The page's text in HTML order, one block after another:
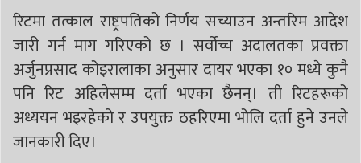
रिटमा तत्काल राष्ट्रपतिको निर्णय सच्याउन अन्तरिम आदेश
जारी गर्न माग गरिएको छ । सर्वोच्च अदालतका प्रवक्ता
अर्जुनप्रसाद कोइरालाका अनुसार दायर भएका १० मध्ये कुनै
पनि रिट अहिलेसम्म दर्ता भएका छैनन्। ती रिटहरूको
अध्ययन भइरहेको र उपयुक्त ठहरिएमा भोलि दर्ता हुने उनले
जानकारी दिए।